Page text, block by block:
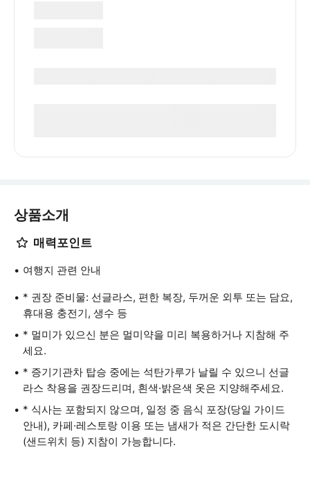
상품소개
매력포인트
여행지 관련 안내
* 권장 준비물: 선글라스, 편한 복장, 두꺼운 외투 또는 담요,
휴대용 충전기, 생수 등
* 멀미가 있으신 분은 멀미약을 미리 복용하거나 지참해 주
세요.
* 증기기관차 탑승 중에는 석탄가루가 날릴 수 있으니 선글
라스 착용을 권장드리며, 흰색·밝은색 옷은 지양해주세요.
* 식사는 포함되지 않으며, 일정 중 음식 포장(당일 가이드
안내), 카페·레스토랑 이용 또는 냄새가 적은 간단한 도시락
(샌드위치 등) 지참이 가능합니다.